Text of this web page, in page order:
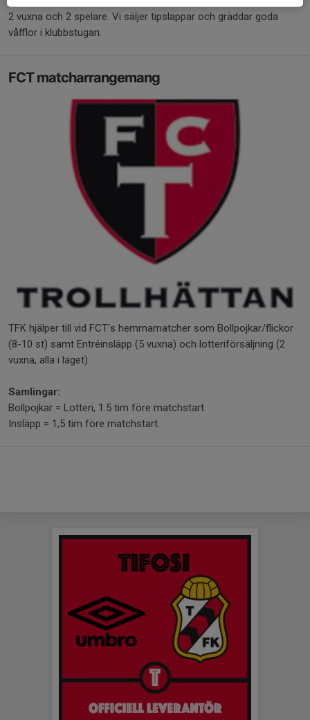
2 vuxna och 2 spelare. Vi säljer tipslappar och gräddar goda
våfflor i klubbstugan.
FCT matcharrangemang
TFK hjälper till vid FCT's hemmamatcher som Bollpojkar/flickor
(8-10 st) samt Entréinsläpp (5 vuxna) och lotteriförsäljning (2
vuxna, alla i laget)
Samlingar:
Bollpojkar = Lotteri, 1.5 tim före matchstart
Insläpp = 1,5 tim före matchstart.